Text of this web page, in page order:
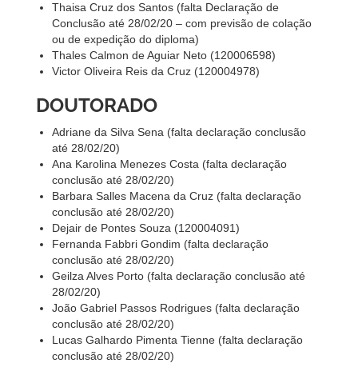
Thaisa Cruz dos Santos (falta Declaração de
Conclusão até 28/02/20 – com previsão de colação
ou de expedição do diploma)
Thales Calmon de Aguiar Neto (120006598)
Victor Oliveira Reis da Cruz (120004978)
DOUTORADO
Adriane da Silva Sena (falta declaração conclusão
até 28/02/20)
Ana Karolina Menezes Costa (falta declaração
conclusão até 28/02/20)
Barbara Salles Macena da Cruz (falta declaração
conclusão até 28/02/20)
Dejair de Pontes Souza (120004091)
Fernanda Fabbri Gondim (falta declaração
conclusão até 28/02/20)
Geilza Alves Porto (falta declaração conclusão até
28/02/20)
João Gabriel Passos Rodrigues (falta declaração
conclusão até 28/02/20)
Lucas Galhardo Pimenta Tienne (falta declaração
conclusão até 28/02/20)